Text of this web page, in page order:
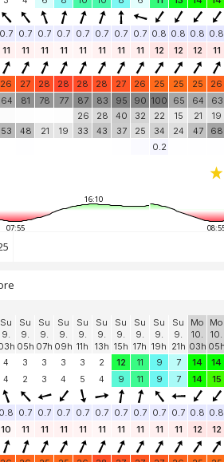
0.7 0.7 0.7 0.7 0.7 0.7 0.7 0.7 0.8 0.8 0.8 0.8
11 11 11 11 11 11 11 11 12 12 12 11
26 27 28 28 28 28 27 26 25 25 25 26
64
53
81
48
78
21
77
19
87
26
33
83
28
43
95
40
37
90
32
25
100
22
34
65
15
24
64
21
47
63
19
68
0.2
16:10
07:55
Su
9.
Su
9.
05h
Su
9.
07h
Su
9.
09h
Su
9.
11h
Su
9.
13h
Su
9.
15h
Su
9.
17h
Su
9.
19h
Su
9.
21h
Mo
10.
03h
Mo
10.
4 3 3 3 3 2 12 11 9 7 14
14
4 2 3 4 5 4 9 11 9 7 14 15
0.8 0.7 0.7 0.7 0.7 0.7 0.7 0.7 0.7 0.7 0.8 0.8
10 11 11 11 11 11 11 11 11 11 12 12